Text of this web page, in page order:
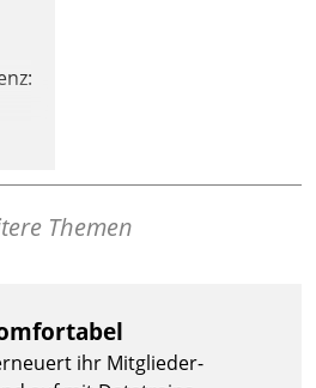
Themen
ihr Mitglieder-